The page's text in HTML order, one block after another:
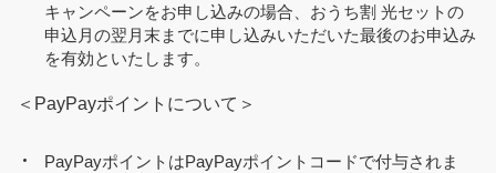
キャンペーンをお申し込みの場合、おうち割 光セットの
申込月の翌月末までに申し込みいただいた最後のお申込み
を有効といたします。
＜PayPayポイントについて＞
PayPayポイントはPayPayポイントコードで付与されま